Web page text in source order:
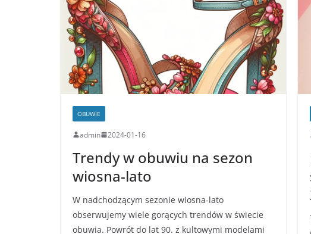
OBUWIE
admin 2024-01-16
Trendy w obuwiu na sezon
wiosna-lato
W nadchodzącym sezonie wiosna-lato
obserwujemy wiele gorących trendów w świecie
obuwia. Powrót do lat 90. z kultowymi modelami